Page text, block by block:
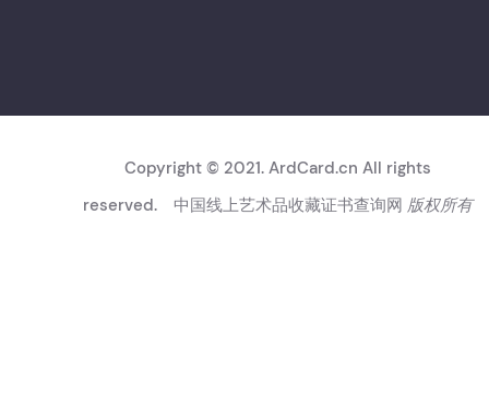
Copyright © 2021. ArdCard.cn All rights
reserved. 中国线上艺术品收藏证书查询网 版权所有